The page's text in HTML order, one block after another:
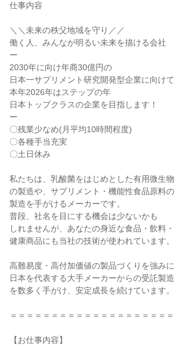
仕事内容
＼＼未来の秩父地域を守り／／
働く人、みんなが明るい未来を描ける会社
ー
2030年に向け年商30億円の
日本一サプリメント研究開発型企業に向けて
本年2026年はステップの年
日本トップクラスの企業を目指します！
ー
〇残業少なめ(月平均10時間程度)
〇各種手当充実
〇土日休み
私たちは、乳酸菌をはじめとした有用微生物
の製造や、サプリメント・機能性食品原料の
製造を手がけるメーカーです。
普段、社名を目にする機会は少ないかも
しれませんが、あなたの身近な食品・飲料・
健康商品にも当社の技術が使われています。
高難易度・高付加価値の製品づくりを強みに
日本を代表する大手メーカーからの受託製造
を数多く手がけ、安定成長を続けています。
＝＝＝＝＝＝＝＝＝＝＝＝＝＝＝＝＝＝＝＝
【お仕事内容】